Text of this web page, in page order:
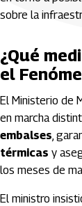
sobre la
¿Qué
el
El Ministerio de
en marcha
embalses,
térmicas y
los meses de
El ministro